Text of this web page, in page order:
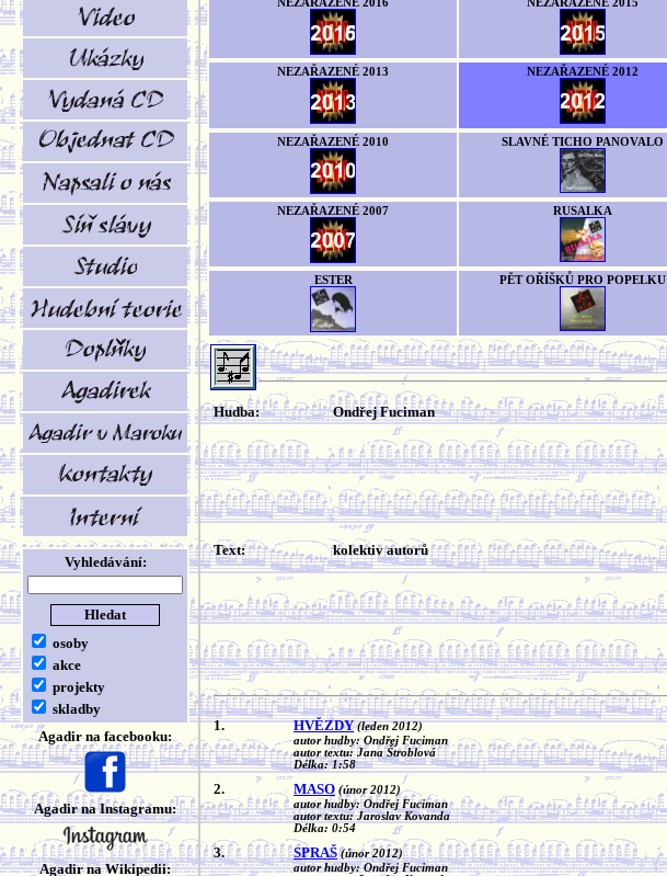
Vyhledávání:
osoby
akce
projekty
skladby
Agadir na facebooku:
Agadir na Instagramu:
Agadir na Wikipedii:
NEZAŘAZENÉ 2016 NEZAŘAZENÉ 2015
NEZAŘAZENÉ 2013 NEZAŘAZENÉ 2012
NEZAŘAZENÉ 2010 SLAVNÉ TICHO PANOVALO
NEZAŘAZENÉ 2007 RUSALKA
ESTER PĚT OŘÍŠKŮ PRO POPELKU
Hudba: Ondřej Fuciman
Text: kolektiv autorů
1. HVĚZDY (leden 2012)
autor hudby: Ondřej Fuciman
autor textu: Jana Štroblová
Délka: 1:58
2. MASO (únor 2012)
autor hudby: Ondřej Fuciman
autor textu: Jaroslav Kovanda
Délka: 0:54
3. SPRAŠ (únor 2012)
autor hudby: Ondřej Fuciman